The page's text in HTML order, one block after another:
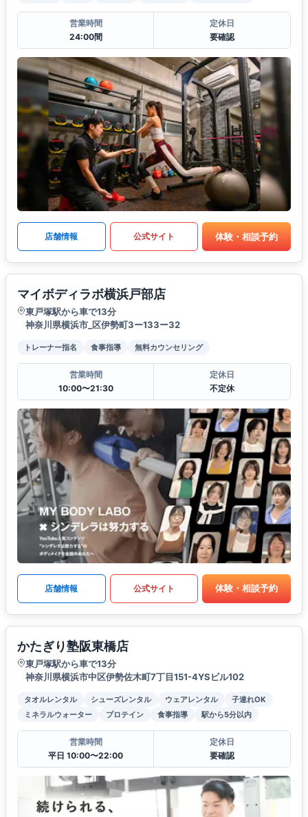
営業時間
24:00間
定休日
要確認
店舗情報 公式サイト 体験・相談予約
マイボディラボ横浜戸部店
東戸塚駅から車で13分
神奈川県横浜市_区伊勢町3ー133ー32
トレーナー指名 食事指導 無料カウンセリング
営業時間
10:00〜21:30
定休日
不定休
店舗情報 公式サイト 体験・相談予約
かたぎり塾阪東橋店
東戸塚駅から車で13分
神奈川県横浜市中区伊勢佐木町7丁目151-4YSビル102
タオルレンタル シューズレンタル ウェアレンタル
子連れOK
ミネラルウォーター
プロテイン 食事指導 駅から5分以内
営業時間
平日 10:00〜22:00
定休日
要確認